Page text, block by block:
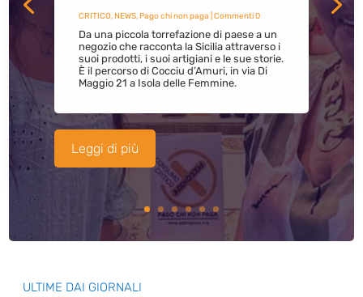
CRITICO,NEWS,Pago chi non paga | Commenti 0
Da una piccola torrefazione di paese a un
negozio che racconta la Sicilia attraverso i
suoi prodotti, i suoi artigiani e le sue storie.
È il percorso di Cocciu d’Amuri, in via Di
Maggio 21 a Isola delle Femmine.
Leggi di più
ULTIME DAI GIORNALI